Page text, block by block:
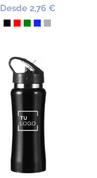
Desde 2,76 €
Negro
RojoVerdeAzul Royal
Plata